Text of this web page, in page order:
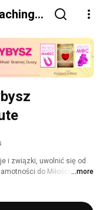
i związki, uwolnić się od
do Miłości i ...more